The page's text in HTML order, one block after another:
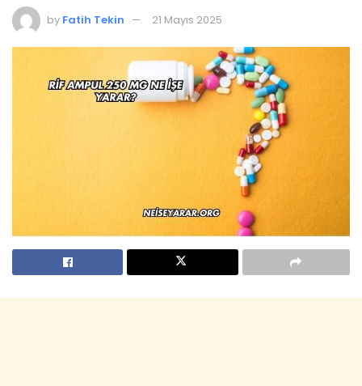
by Fatih Tekin 21 Mayıs 2025